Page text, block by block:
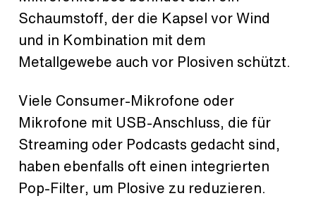
Schaumstoff, der die Kapsel vor Wind
und in Kombination mit dem
Metallgewebe auch vor Plosiven schützt.
Viele Consumer-Mikrofone oder
Mikrofone mit USB-Anschluss, die für
Streaming oder Podcasts gedacht sind,
haben ebenfalls oft einen integrierten
Pop-Filter, um Plosive zu reduzieren.